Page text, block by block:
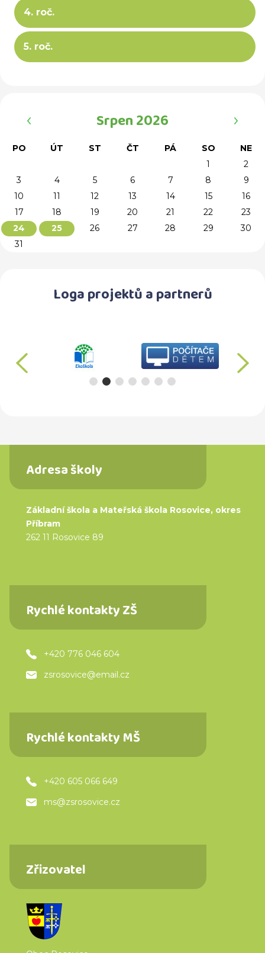
4. roč.
5. roč.
Srpen 2026
PO ÚT ST ČT PÁ SO
NE
1
2
3
4 5 6 7 8
9
10
11 12 13 14 15
16
17
18 19 20 21 22
23
24
25 26 27 28 29
30
31
Loga projektů a partnerů
předchozí
Adresa školy
Základní škola a Mateřská škola Rosovice, okres
Příbram
262 11 Rosovice 89
Rychlé kontakty ZŠ
+420 776 046 604
zsrosovice@email.cz
Rychlé kontakty MŠ
+420 605 066 649
ms@zsrosovice.cz
Zřizovatel